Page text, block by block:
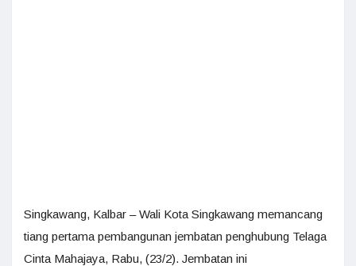
Singkawang, Kalbar – Wali Kota Singkawang memancang
tiang pertama pembangunan jembatan penghubung Telaga
Cinta Mahajaya, Rabu, (23/2). Jembatan ini